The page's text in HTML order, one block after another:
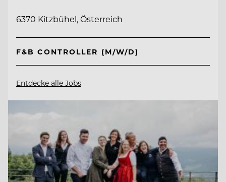
6370 Kitzbühel, Österreich
F&B CONTROLLER (M/W/D)
Entdecke alle Jobs